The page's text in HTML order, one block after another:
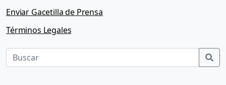
Enviar Gacetilla de Prensa
Términos Legales